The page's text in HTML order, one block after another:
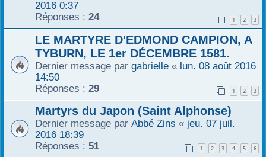
2016 0:37
Réponses : 24 1 2 3
LE MARTYRE D'EDMOND CAMPION, A
TYBURN, LE 1er DÉCEMBRE 1581.
Dernier message par gabrielle « lun. 08 août 2016
14:50
Réponses : 29 1 2 3
Martyrs du Japon (Saint Alphonse)
Dernier message par Abbé Zins « jeu. 07 juil.
2016 18:39
Réponses : 51 1 2 3 4 5 6